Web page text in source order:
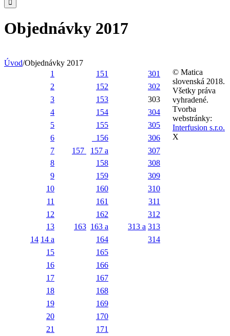
Objednávky 2017
Úvod/Objednávky 2017
1
151
301
2
152
302
3
153
303
4
154
304
5
155
305
6
156
306
7
157 157 a
307
8
158
308
9
159
309
10
160
310
11
161
311
12
162
312
13
163 163 a 313 a 313
14 14 a 164
314
15
165
16
166
17
167
18
168
19
169
20
170
21
171
© Matica
slovenská 2018.
Všetky práva
vyhradené.
Tvorba
webstránky:
Interfusion s.r.o.
X